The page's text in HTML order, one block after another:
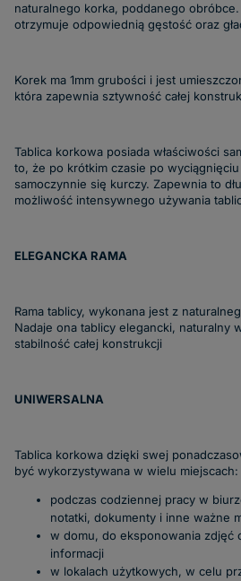
naturalnego korka, poddanego
otrzymuje odpowiednią gęstość oraz
Korek ma 1mm grubości i jest
która zapewnia sztywność całej
Tablica korkowa posiada właściwości
to, że po krótkim czasie po
samoczynnie się kurczy. Zapewnia to
możliwość intensywnego używania
ELEGANCKA RAMA
Rama tablicy, wykonana jest z
Nadaje ona tablicy elegancki, naturalny
stabilność całej konstrukcji
UNIWERSALNA
Tablica korkowa dzięki swej
być wykorzystywana w wielu miejscach:
podczas codziennej pracy w
notatki, dokumenty i inne ważne
w domu, do eksponowania zdjęć
informacji
w lokalach użytkowych, w celu